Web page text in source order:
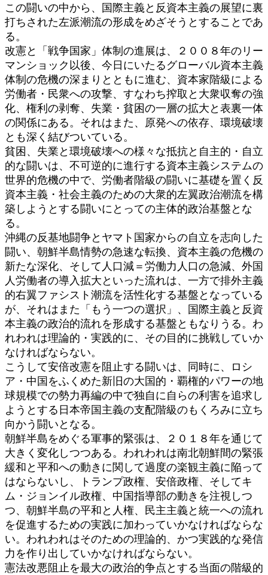
この闘いの中から、国際主義と反資本主義の展望に裏
打ちされた左派潮流の形成をめざそうとすることであ
る。
改憲と「戦争国家」体制の進展は、２００８年のリー
マンショック以後、今日にいたるグローバル資本主義
体制の危機の深まりとともに進む、資本家階級による
労働者・民衆への攻撃、すなわち搾取と大衆収奪の強
化、権利の剥奪、失業・貧困の一層の拡大と表裏一体
の関係にある。それはまた、原発への依存、環境破壊
とも深く結びついている。
貧困、失業と環境破壊への様々な抵抗と自主的・自立
的な闘いは、不可逆的に進行する資本主義システムの
世界的危機の中で、労働者階級の闘いに基礎を置く反
資本主義・社会主義のための大衆的左翼政治潮流を構
築しようとする闘いにとっての主体的政治基盤とな
る。
沖縄の反基地闘争とヤマト国家からの自立を志向した
闘い、朝鮮半島情勢の急速な転換、資本主義の危機の
新たな深化、そして人口減＝労働力人口の急減、外国
人労働者の導入拡大といった流れは、一方で排外主義
的右翼ファシスト潮流を活性化する基盤となっている
が、それはまた「もう一つの選択」、国際主義と反資
本主義の政治的流れを形成する基盤ともなりうる。わ
れわれは理論的・実践的に、その目的に挑戦していか
なければならない。
こうして安倍改憲を阻止する闘いは、同時に、ロシ
ア・中国をふくめた新旧の大国的・覇権的パワーの地
球規模での勢力再編の中で独自に自らの利害を追求し
ようとする日本帝国主義の支配階級のもくろみに立ち
向かう闘いとなる。
朝鮮半島をめぐる軍事的緊張は、２０１８年を通じて
大きく変化しつつある。われわれは南北朝鮮間の緊張
緩和と平和への動きに関して過度の楽観主義に陥って
はならないし、トランプ政権、安倍政権、そしてキ
ム・ジョンイル政権、中国指導部の動きを注視しつ
つ、朝鮮半島の平和と人権、民主主義と統一への流れ
を促進するための実践に加わっていかなければならな
い。われわれはそのための理論的、かつ実践的な発信
力を作り出していかなければならない。
憲法改悪阻止を最大の政治的争点とする当面の階級的